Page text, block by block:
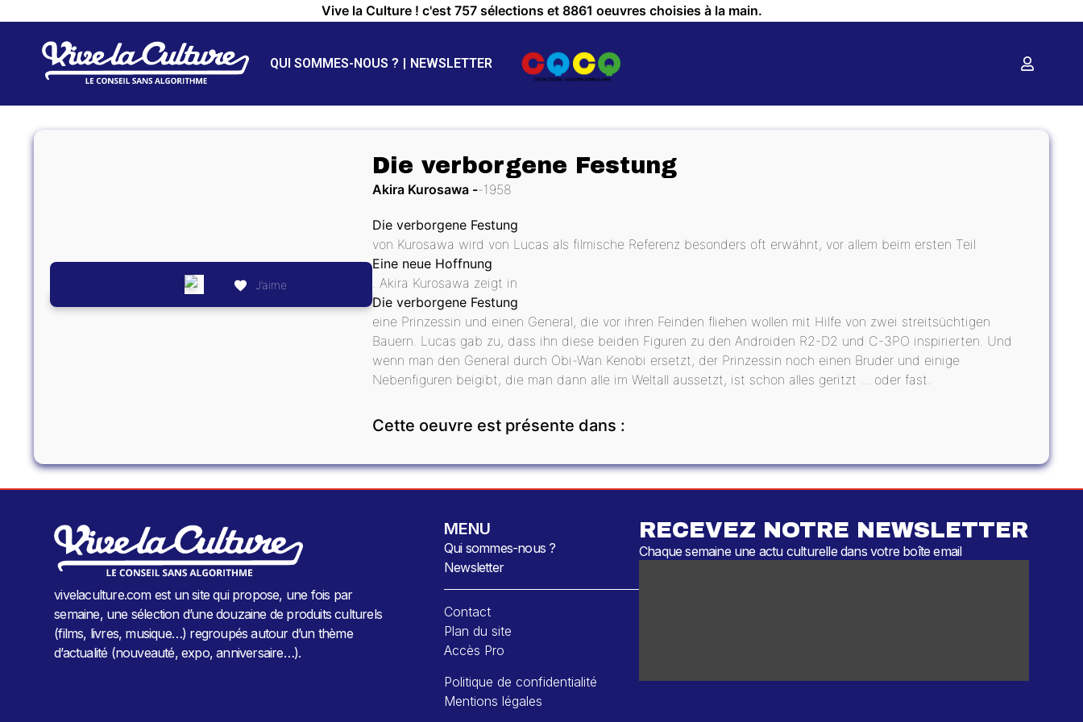
Vive la Culture ! c'est 757 sélections et 8861 oeuvres choisies à la main.
QUI SOMMES-NOUS ? NEWSLETTER
J’aime
Die verborgene Festung
Akira Kurosawa 1958
Die verborgene Festung
von Kurosawa wird von Lucas als filmische Referenz besonders oft erwähnt, vor allem beim ersten Teil
Eine neue Hoffnung
. Akira Kurosawa zeigt in
Die verborgene Festung
eine Prinzessin und einen General, die vor ihren Feinden fliehen wollen mit Hilfe von zwei streitsüchtigen
Bauern. Lucas gab zu, dass ihn diese beiden Figuren zu den Androiden R2-D2 und C-3PO inspirierten. Und
wenn man den General durch Obi-Wan Kenobi ersetzt, der Prinzessin noch einen Bruder und einige
Nebenfiguren beigibt, die man dann alle im Weltall aussetzt, ist schon alles geritzt ... oder fast.
Cette oeuvre est présente dans :
vivelaculture.com est un site qui propose, une fois par
semaine, une sélection d’une douzaine de produits culturels
(films, livres, musique…) regroupés autour d’un thème
d’actualité (nouveauté, expo, anniversaire…).
MENU
Qui sommes-nous ?
Newsletter
Contact
Plan du site
Accès Pro
Politique de confidentialité
Mentions légales
RECEVEZ NOTRE NEWSLETTER
Chaque semaine une actu culturelle dans votre boîte email